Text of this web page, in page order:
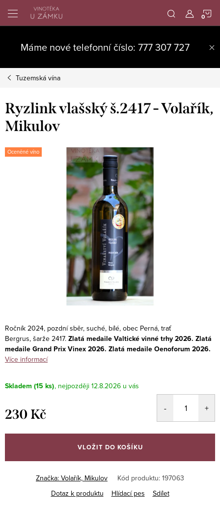
obsah
Máme nové telefonní číslo: 777 307 727
Tuzemská vína
Ryzlink vlašský š.2417 - Volařík,
Mikulov
Oceněné víno
Ročník 2024, pozdní sběr, suché, bílé, obec Perná, trať
Bergrus, šarže 2417. Zlatá medaile Valtické vinné trhy 2026. Zlatá
medaile Grand Prix Vinex 2026. Zlatá medaile Oenoforum 2026.
Více informací
Skladem (15 ks) 12.8.2026
230 Kč
cena:
VLOŽIT DO KOŠÍKU
Značka: Volařík, Mikulov Kód produktu: 197063
Dotaz k produktu
Hlídací pes Sdílet